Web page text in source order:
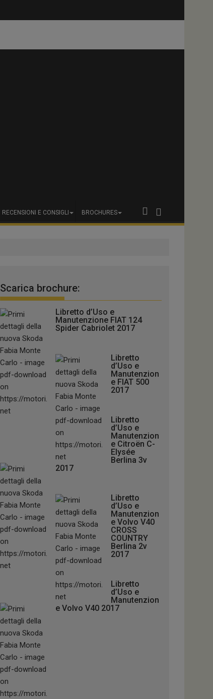
RECENSIONI E CONSIGLI BROCHURES
Scarica brochure:
Libretto d’Uso e
Manutenzione FIAT 124
Spider Cabriolet 2017
Libretto
d’Uso e
Manutenzion
e FIAT 500
2017
Libretto
d’Uso e
Manutenzion
e Citroën C-
Elysée
Berlina 3v
2017
Libretto
d’Uso e
Manutenzion
e Volvo V40
CROSS
COUNTRY
Berlina 2v
2017
Libretto
d’Uso e
Manutenzion
e Volvo V40 2017